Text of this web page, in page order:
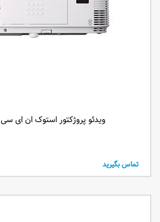
ویدئو پروژکتور استوک ان ای سی NEC M322X
تماس بگیرید